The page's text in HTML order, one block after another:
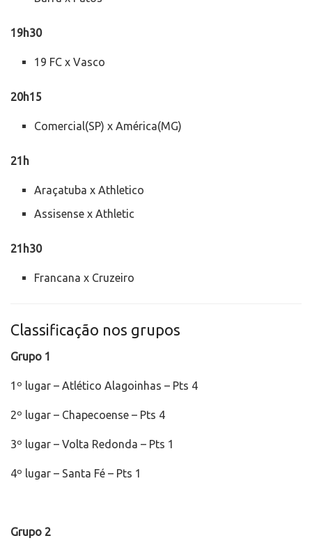
19h30
19 FC x Vasco
20h15
Comercial(SP) x América(MG)
21h
Araçatuba x Athletico
Assisense x Athletic
21h30
Francana x Cruzeiro
Classificação nos grupos
Grupo 1
1º lugar – Atlético Alagoinhas – Pts 4
2º lugar – Chapecoense – Pts 4
3º lugar – Volta Redonda – Pts 1
4º lugar – Santa Fé – Pts 1
Grupo 2